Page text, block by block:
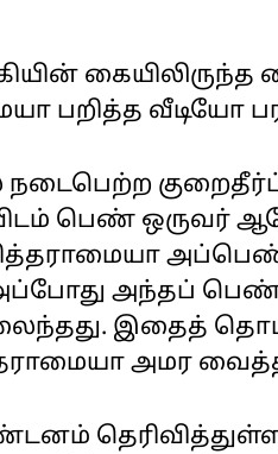
பறித்த வீடியோ
பெண் ஒருவர்
அந்தப்
இதைத்
அமர